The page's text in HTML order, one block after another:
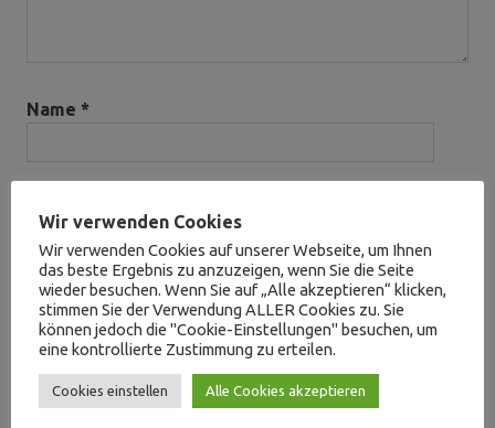
Name *
Website
Name, E-Mail-Adresse und Website in diesem
Wir verwenden Cookies
Wir verwenden Cookies auf unserer Webseite, um Ihnen
das beste Ergebnis zu anzuzeigen, wenn Sie die Seite
wieder besuchen. Wenn Sie auf „Alle akzeptieren“ klicken,
stimmen Sie der Verwendung ALLER Cookies zu. Sie
können jedoch die "Cookie-Einstellungen" besuchen, um
eine kontrollierte Zustimmung zu erteilen.
Cookies einstellen Alle Cookies akzeptieren